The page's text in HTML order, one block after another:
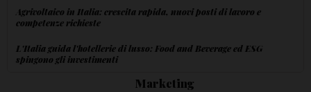
Agrivoltaico in Italia: crescita rapida, nuovi posti di lavoro e
competenze richieste
L'Italia guida l'hotellerie di lusso: Food and Beverage ed ESG
spingono gli investimenti
Marketing